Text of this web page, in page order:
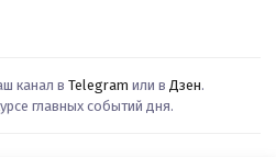
канал в Telegram или в Дзен.
главных событий дня.